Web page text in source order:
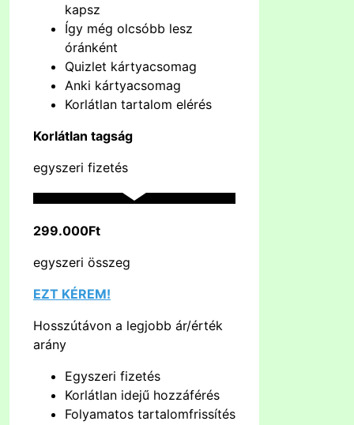
kapsz
Így még olcsóbb lesz
óránként
Quizlet kártyacsomag
Anki kártyacsomag
Korlátlan tartalom elérés
Korlátlan tagság
egyszeri fizetés
299.000Ft
egyszeri összeg
EZT KÉREM!
Hosszútávon a legjobb ár/érték
arány
Egyszeri fizetés
Korlátlan idejű hozzáférés
Folyamatos tartalomfrissítés